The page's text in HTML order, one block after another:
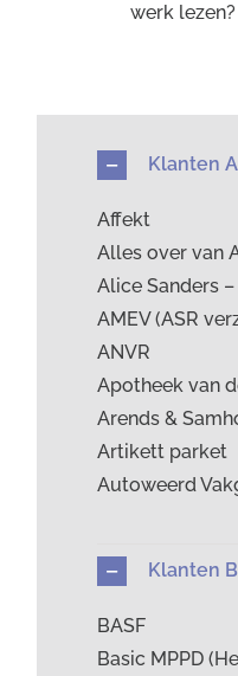
werk
Klanten A
Affekt
Alles over van
Alice Sanders
AMEV (ASR
ANVR
Apotheek van
Arends &
Artikett parket
Autoweerd
Klanten B
BASF
Basic MPPD